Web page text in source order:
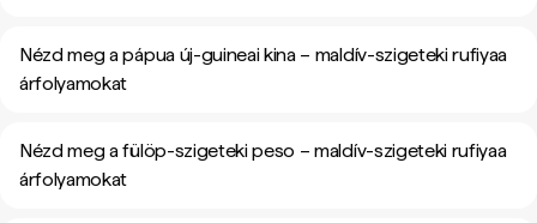
Nézd meg a pápua új-guineai kina – maldív-szigeteki rufiyaa
árfolyamokat
Nézd meg a fülöp-szigeteki peso – maldív-szigeteki rufiyaa
árfolyamokat